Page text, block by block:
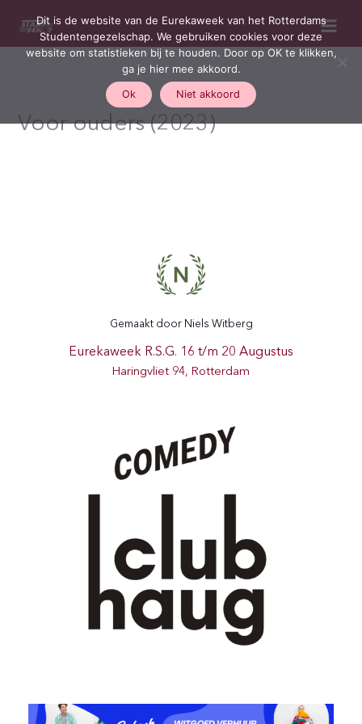
naar
de
Voor ouders (2023)
Gemaakt door Niels Witberg
Eurekaweek R.S.G. 16 t/m 20 Augustus
Haringvliet 94, Rotterdam
Dit is de website van de Eurekaweek van het Rotterdams
Studentengezelschap. We gebruiken cookies voor deze
website om statistieken bij te houden. Door op OK te klikken,
ga je hier mee akkoord.
Ok Niet akkoord